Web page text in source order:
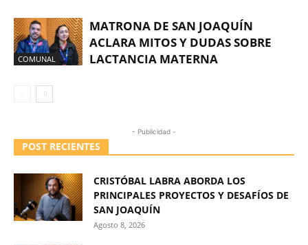
COMUNAL
MATRONA DE SAN JOAQUÍN
ACLARA MITOS Y DUDAS SOBRE
LACTANCIA MATERNA
- Publicidad -
POST RECIENTES
CRISTÓBAL LABRA ABORDA LOS
PRINCIPALES PROYECTOS Y DESAFÍOS DE
SAN JOAQUÍN
Agosto 8, 2026